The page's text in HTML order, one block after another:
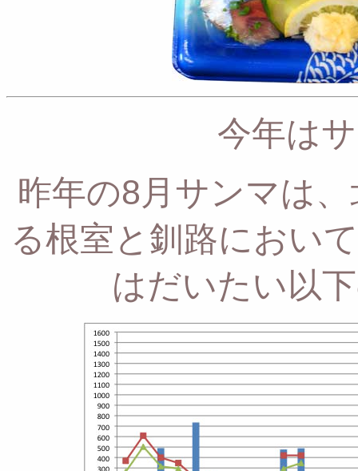
今年は
昨年の8月サンマは
る根室と釧路におい
はだいたい以